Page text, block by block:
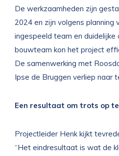
De werkzaamheden zijn
2024 en zijn volgens planning
ingespeeld team en
bouwteam kon het project
De samenwerking met
Ipse de Bruggen verliep naar
Een resultaat om trots op
Projectleider Henk kijkt
“Het eindresultaat is wat de